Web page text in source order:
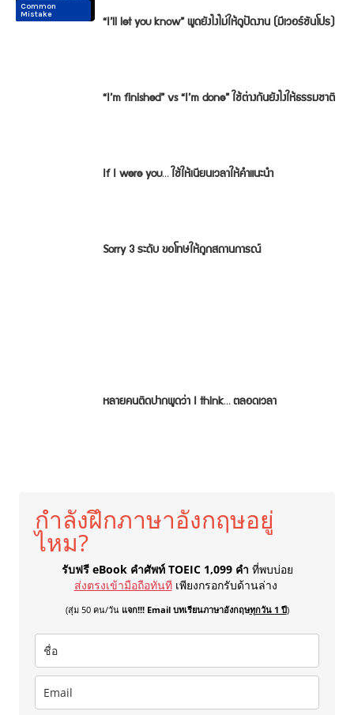
Conversation “I’ll let you know” พูดยังไงไม่ให้ดูปัดงาน (มีเวอร์ชันโปร)
Conversation
“I’m finished” vs “I’m done” ใช้ต่างกันยังไงให้ธรรมชาติ
Conversation
If I were you… ใช้ให้เนียนเวลาให้คำแนะนำ
Conversation
Sorry 3 ระดับ ขอโทษให้ถูกสถานการณ์
Common
Mistake
Common
Mistake
หลายคนติดปากพูดว่า I think… ตลอดเวลา
กำลังฝึกภาษาอังกฤษอยู่
ไหม?
รับฟรี eBook คำศัพท์ TOEIC 1,099 คำ ที่พบบ่อย
ส่งตรงเข้ามือถือทันที เพียงกรอกรับด้านล่าง
(สุ่ม 50 คน/วัน แจก!!! Email บทเรียนภาษาอังกฤษทุกวัน 1 ปี)